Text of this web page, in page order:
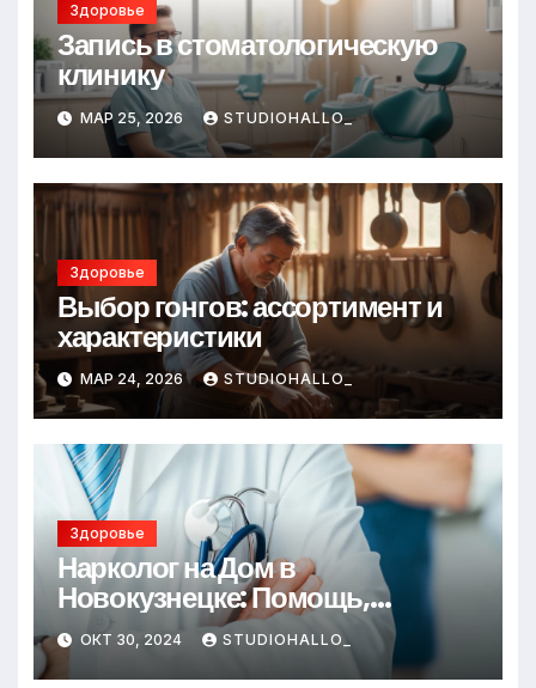
Здоровье
Запись в стоматологическую
клинику
МАР 25, 2026 STUDIOHALLO_
Здоровье
Выбор гонгов: ассортимент и
характеристики
МАР 24, 2026 STUDIOHALLO_
Здоровье
Нарколог на Дом в
Новокузнецке: Помощь,
Которая Всегда Рядом
ОКТ 30, 2024 STUDIOHALLO_